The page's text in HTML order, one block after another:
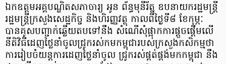
ឯកឧត្តម​អគ្គបណ្ឌិត​សភាចា​រ្យ អូន ព័ន្ធ​មុនី​រ័​ត្ន ឧបនាយករដ្ឋមន្ត្រី
រដ្ឋមន្ត្រីក្រសួង​សេដ្ឋកិច្ច និង​ហិរញ្ញវត្ថុ កាលពី​ថ្ងៃ​ទី​៨ ខែកុម្ភៈ
បាន​គូសបញ្ជាក់​ឆ្លើយ​តប​ទៅ​នឹង សំណើសុំ​ផ្អាក​ការ​ផ្ដួចផ្ដើម​លើ​
នីតិវិធី​ដេញថ្លៃ​នាំ​ចូល​ជ្រូករ​ស់កម​កម្ពុជា​របស់​ក្រសួងកសិកម្ម​ថា
ការ​រៀបចំ​យន្តការ​ដេញថ្លៃ​នាំ​ចូល ជ្រូក​រស់​ផ្គត់ផ្គង់​មក​កម្ពុជា នឹង​